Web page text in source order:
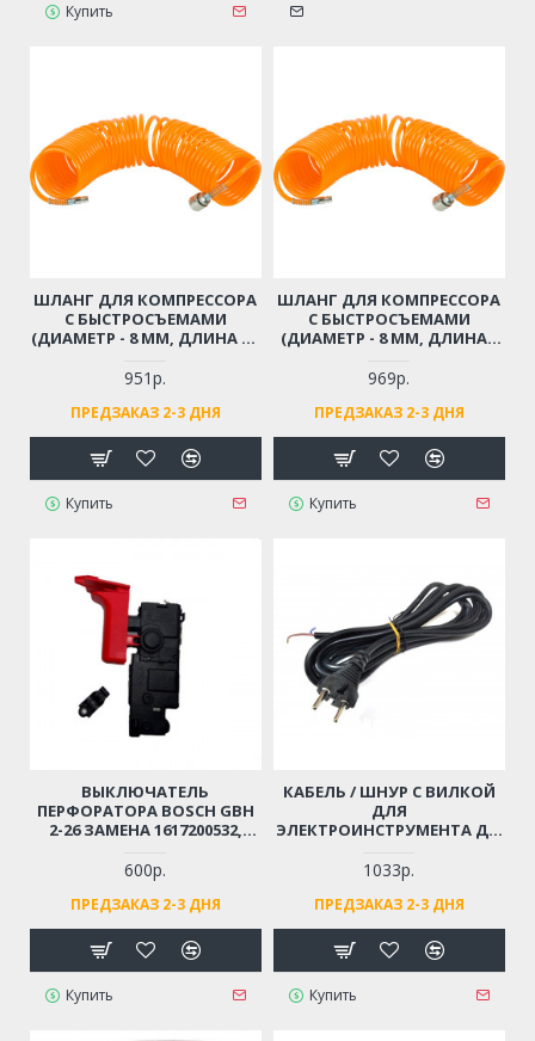
Купить
ШЛАНГ ДЛЯ КОМПРЕССОРА
С БЫСТРОСЪЕМАМИ
(ДИАМЕТР - 8 ММ, ДЛИНА - 9
951р.
ПРЕДЗАКАЗ 2-3 ДНЯ
Купить
ШЛАНГ ДЛЯ КОМПРЕССОРА
С БЫСТРОСЪЕМАМИ
(ДИАМЕТР - 8 ММ, ДЛИНА -
969р.
ПРЕДЗАКАЗ 2-3 ДНЯ
Купить
ВЫКЛЮЧАТЕЛЬ
ПЕРФОРАТОРА BOSCH GBH
2-26 ЗАМЕНА 1617200532,
600р.
ПРЕДЗАКАЗ 2-3 ДНЯ
Купить
КАБЕЛЬ / ШНУР С ВИЛКОЙ
ДЛЯ
ЭЛЕКТРОИНСТРУМЕНТА ДО
МОРОЗОСТОЙКИЙ,
МЯГКИЙ, ИЗНОСОСТОЙКАЯ
РЕЗИНА
1033р.
ПРЕДЗАКАЗ 2-3 ДНЯ
Купить